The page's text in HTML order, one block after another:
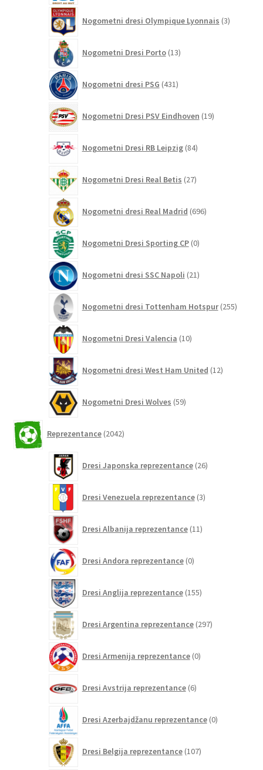
Nogometni dresi Olympique Lyonnais 3izdelki
Nogometni Dresi Porto 13izdelkov
Nogometni dresi PSG 431izdelkov
Nogometni Dresi PSV Eindhoven 19izdelkov
Nogometni Dresi RB Leipzig 84izdelkov
Nogometni Dresi Real Betis 27izdelkov
Nogometni dresi Real Madrid 696izdelkov
Nogometni Dresi Sporting CP 0izdelkov
Nogometni dresi SSC Napoli 21izdelkov
Nogometni dresi Tottenham Hotspur 255
Nogometni Dresi Valencia 10izdelkov
Nogometni dresi West Ham United 12izdelkov
Nogometni Dresi Wolves 59izdelkov
Reprezentance 2042izdelkov
Dresi Japonska reprezentance 26izdelkov
Dresi Venezuela reprezentance 3izdelki
Dresi Albanija reprezentance 11izdelkov
Dresi Andora reprezentance 0izdelkov
Dresi Anglija reprezentance 155izdelkov
Dresi Argentina reprezentance 297izdelkov
Dresi Armenija reprezentance 0izdelkov
Dresi Avstrija reprezentance 6izdelkov
Dresi Azerbajdžanu reprezentance 0izdelkov
Dresi Belgija reprezentance 107izdelkov